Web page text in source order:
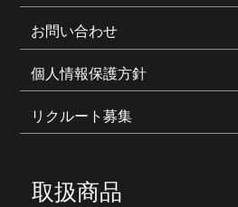
お問い合わせ
個人情報保護方針
リクルート募集
取扱商品